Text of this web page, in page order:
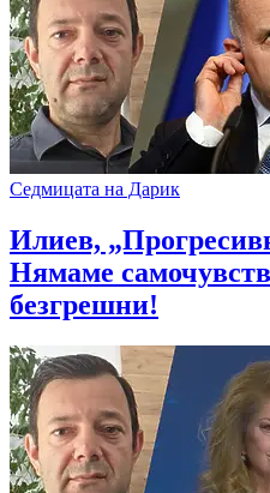
Седмицата на Дарик
Илиев,
Нямаме
безгрешни!